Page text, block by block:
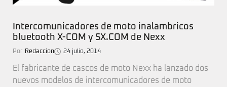
Intercomunicadores de moto inalambricos
bluetooth X-COM y SX.COM de Nexx
Por Redaccion 24 julio, 2014
El fabricante de cascos de moto Nexx ha lanzado dos
nuevos modelos de intercomunicadores de moto